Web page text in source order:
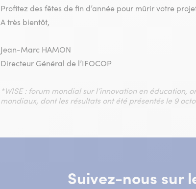
Profitez des fêtes de fin d’année pour mûrir votre
A très bientôt,
Jean-Marc HAMON
Directeur Général de l’IFOCOP
*WISE : forum mondial sur l’innovation en
mondiaux, dont les résultats ont été présentés le 9
Suivez-nous sur